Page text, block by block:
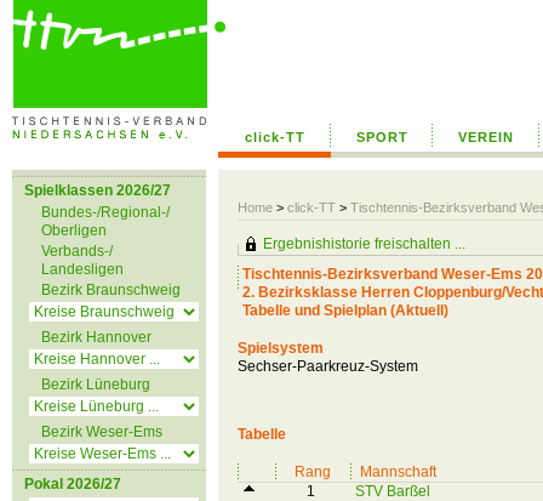
click-TT SPORT VEREIN
Home > click-TT > Tischtennis-Bezirksverband
Spielklassen 2026/27
Bundes-/Regional-/
Oberligen
Verbands-/
Landesligen
Bezirk Braunschweig
Bezirk Hannover
Bezirk Lüneburg
Bezirk Weser-Ems
Pokal 2026/27
Ergebnishistorie freischalten ...
Tischtennis-Bezirksverband Weser-Ems
2. Bezirksklasse Herren Cloppenburg/
Tabelle und Spielplan (Aktuell)
Spielsystem
Sechser-Paarkreuz-System
Tabelle
Rang
Mannschaft
1
STV Barßel